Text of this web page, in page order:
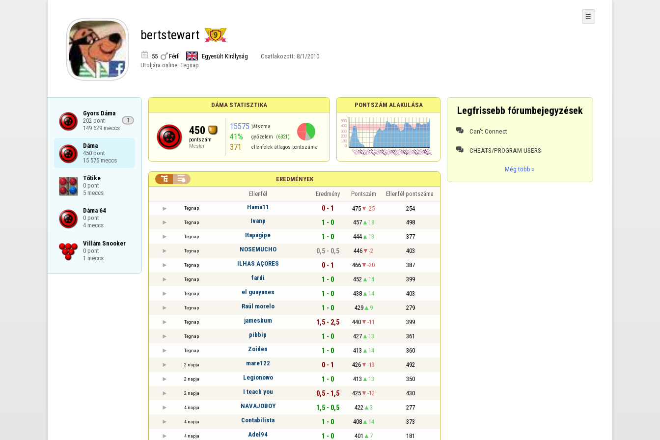
bertstewart
 55 Férfi Egyesült Királyság Csatlakozott: 8/1/2010
Utoljára online: Tegnap
☰
Gyors Dáma
202 pont
149 629 meccs
1
Dáma
450 pont
15 575 meccs
Tőtike
0 pont
5 meccs
Dáma 64
0 pont
4 meccs
Villám Snooker
0 pont
1 meccs
DÁMA STATISZTIKA
450
pontszám
Mester
15575 játszma
41% győzelem (6321)
371 ellenfelek átlagos pontszáma
PONTSZÁM ALAKULÁSA
EREDMÉNYEK
 
Ellenfél Eredmény Pontszám Ellenfél pontszáma
Tegnap Hama11 0 - 1 475 -25 254
Tegnap Ivanp 1 - 0 457 18 498
Tegnap Itapagipe 1 - 0 444 13 377
Tegnap NOSEMUCHO 0,5 - 0,5 446 -2 403
Tegnap ILHAS AÇORES 0 - 1 466 -20 387
Tegnap fardi 1 - 0 452 14 399
Tegnap el guayanes 1 - 0 438 14 403
Tegnap Raúl morelo 1 - 0 429 9 279
Tegnap jamesbum 1,5 - 2,5 440 -11 399
Tegnap pibbip 1 - 0 427 13 361
Tegnap Zoiden 1 - 0 413 14 360
2 napja mare122 0 - 1 426 -13 492
2 napja Legionowo 1 - 0 413 13 350
2 napja I teach you 0,5 - 1,5 425 -12 430
4 napja NAVAJOBOY 1,5 - 0,5 422 3 277
4 napja Contabilista 1 - 0 408 14 373
4 napja Adel94 1 - 0 401 7 181
Legfrissebb fórumbejegyzések
 Can't Connect
 CHEATS/PROGRAM USERS
Még több »